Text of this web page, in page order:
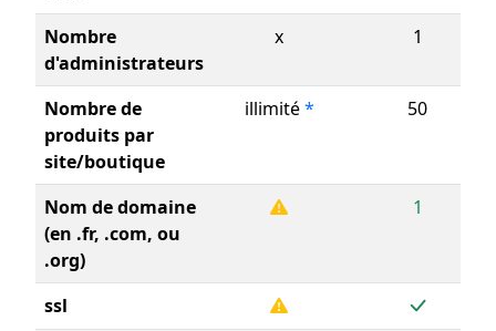
Nombre
d'administrateurs
x 1
Nombre de
produits par
site/boutique
illimité* 50
Nom de domaine
(en .fr, .com, ou
.org)
1
ssl